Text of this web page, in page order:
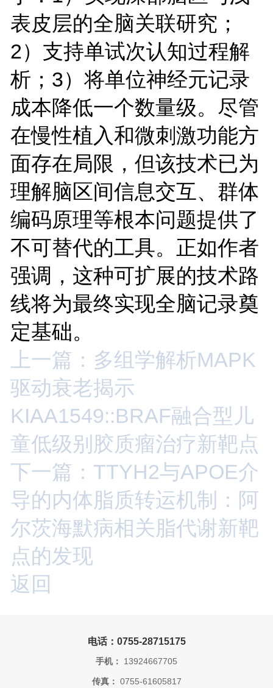
表皮层的全脑关联研究；
2）支持单试次认知过程解
析；3）将单位神经元记录
成本降低一个数量级。尽管
在慢性植入和微刺激功能方
面存在局限，但该技术已为
理解脑区间信息交互、群体
编码原理等根本问题提供了
不可替代的工具。正如作者
强调，这种可扩展的技术路
线将为最终实现全脑记录奠
定基础。
上一篇：多组学解析MAPK
驱动衰老揭示
KIAA1549::BRAF融合型儿
童低级别胶质瘤治疗新靶点
下一篇：TTYH2与APOE介
导的内体脂质转运机制：阿
尔茨海默病相关脂代谢新靶
点的发现
返回
电话：0755-28715175
手机： 13924667705
传真： 0755-61605817